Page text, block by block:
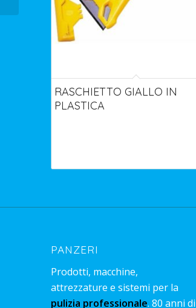
RASCHIETTO GIALLO IN
PLASTICA
PANZERI
Prodotti, macchine,
attrezzature e sistemi per la
pulizia professionale. 80 anni di